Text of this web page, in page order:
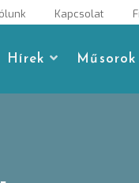
Kapcsolat
Hírek Műsorok